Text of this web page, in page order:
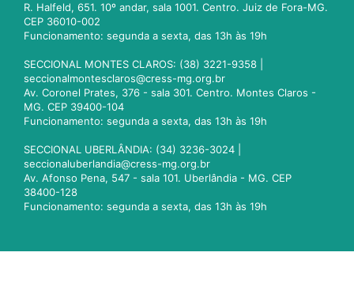
R. Halfeld, 651. 10º andar, sala 1001. Centro. Juiz de Fora-MG.
CEP 36010-002
Funcionamento: segunda a sexta, das 13h às 19h
SECCIONAL MONTES CLAROS: (38) 3221-9358 |
seccionalmontesclaros@cress-mg.org.br
Av. Coronel Prates, 376 - sala 301. Centro. Montes Claros -
MG. CEP 39400-104
Funcionamento: segunda a sexta, das 13h às 19h
SECCIONAL UBERLÂNDIA: (34) 3236-3024 |
seccionaluberlandia@cress-mg.org.br
Av. Afonso Pena, 547 - sala 101. Uberlândia - MG. CEP
38400-128
Funcionamento: segunda a sexta, das 13h às 19h